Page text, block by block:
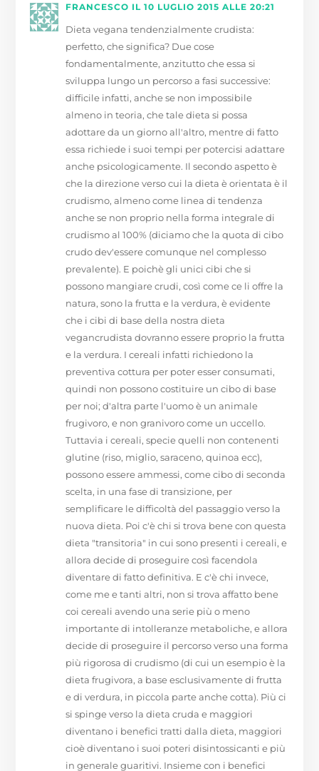
FRANCESCO IL 10 LUGLIO 2015 ALLE 20:21
Dieta vegana tendenzialmente crudista:
perfetto, che significa? Due cose
fondamentalmente, anzitutto che essa si
sviluppa lungo un percorso a fasi successive:
difficile infatti, anche se non impossibile
almeno in teoria, che tale dieta si possa
adottare da un giorno all'altro, mentre di fatto
essa richiede i suoi tempi per potercisi adattare
anche psicologicamente. Il secondo aspetto è
che la direzione verso cui la dieta è orientata è il
crudismo, almeno come linea di tendenza
anche se non proprio nella forma integrale di
crudismo al 100% (diciamo che la quota di cibo
crudo dev'essere comunque nel complesso
prevalente). E poichè gli unici cibi che si
possono mangiare crudi, così come ce li offre la
natura, sono la frutta e la verdura, è evidente
che i cibi di base della nostra dieta
vegancrudista dovranno essere proprio la frutta
e la verdura. I cereali infatti richiedono la
preventiva cottura per poter esser consumati,
quindi non possono costituire un cibo di base
per noi; d'altra parte l'uomo è un animale
frugivoro, e non granivoro come un uccello.
Tuttavia i cereali, specie quelli non contenenti
glutine (riso, miglio, saraceno, quinoa ecc),
possono essere ammessi, come cibo di seconda
scelta, in una fase di transizione, per
semplificare le difficoltà del passaggio verso la
nuova dieta. Poi c'è chi si trova bene con questa
dieta "transitoria" in cui sono presenti i cereali, e
allora decide di proseguire così facendola
diventare di fatto definitiva. E c'è chi invece,
come me e tanti altri, non si trova affatto bene
coi cereali avendo una serie più o meno
importante di intolleranze metaboliche, e allora
decide di proseguire il percorso verso una forma
più rigorosa di crudismo (di cui un esempio è la
dieta frugivora, a base esclusivamente di frutta
e di verdura, in piccola parte anche cotta). Più ci
si spinge verso la dieta cruda e maggiori
diventano i benefici tratti dalla dieta, maggiori
cioè diventano i suoi poteri disintossicanti e più
in generale guaritivi. Insieme con i benefici